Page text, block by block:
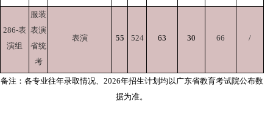
286-表
演组
服装
表演
省统
考
表演 55 524 63 30 66 /
备注：各专业往年录取情况、2026年招生计划均以广东省教育考试院公布数
据为准。